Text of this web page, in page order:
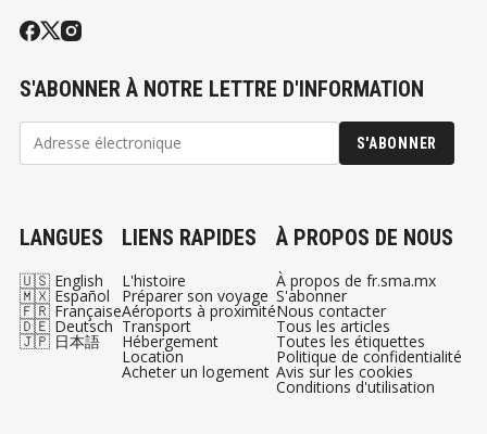
S'ABONNER À NOTRE LETTRE D'INFORMATION
S'ABONNER
LANGUES
🇺🇸 English
🇲🇽 Español
🇫🇷 Française
🇩🇪 Deutsch
🇯🇵 日本語
LIENS RAPIDES
L'histoire
Préparer son voyage
Aéroports à proximité
Transport
Hébergement
Location
Acheter un logement
À PROPOS DE NOUS
À propos de fr.sma.mx
S'abonner
Nous contacter
Tous les articles
Toutes les étiquettes
Politique de confidentialité
Avis sur les cookies
Conditions d'utilisation